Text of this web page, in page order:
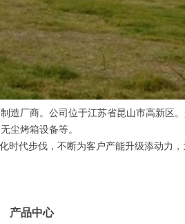
厂商。公司位于江苏省昆山市高新区。
尘烤箱设备等。
代步伐，不断为客户产能升级添动力
产品中心